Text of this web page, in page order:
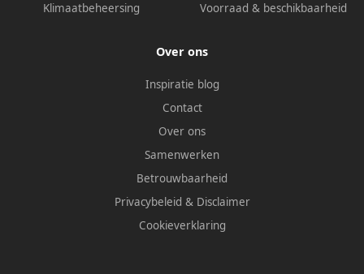
Klimaatbeheersing
Voorraad & beschikbaarheid
Over ons
Inspiratie blog
Contact
Over ons
Samenwerken
Betrouwbaarheid
Privacybeleid & Disclaimer
Cookieverklaring